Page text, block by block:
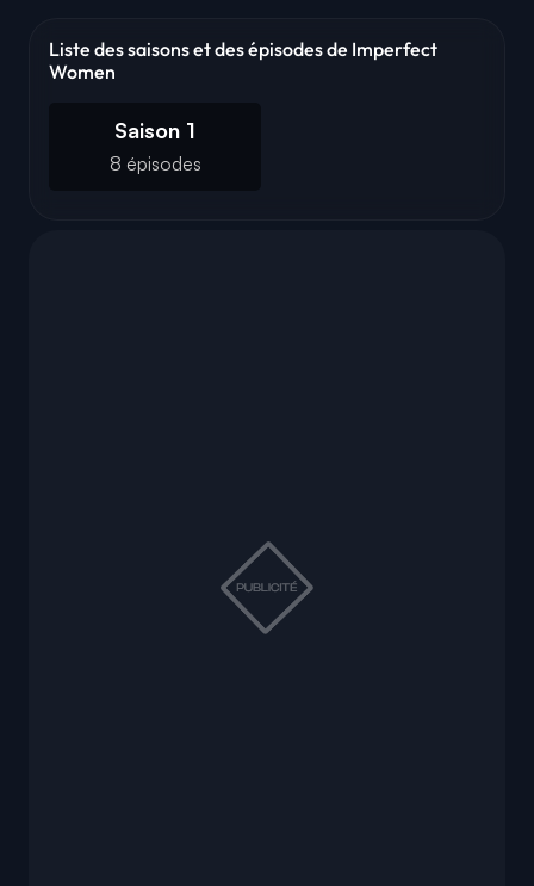
Liste des saisons et des épisodes de Imperfect
Women
Saison 1
8 épisodes